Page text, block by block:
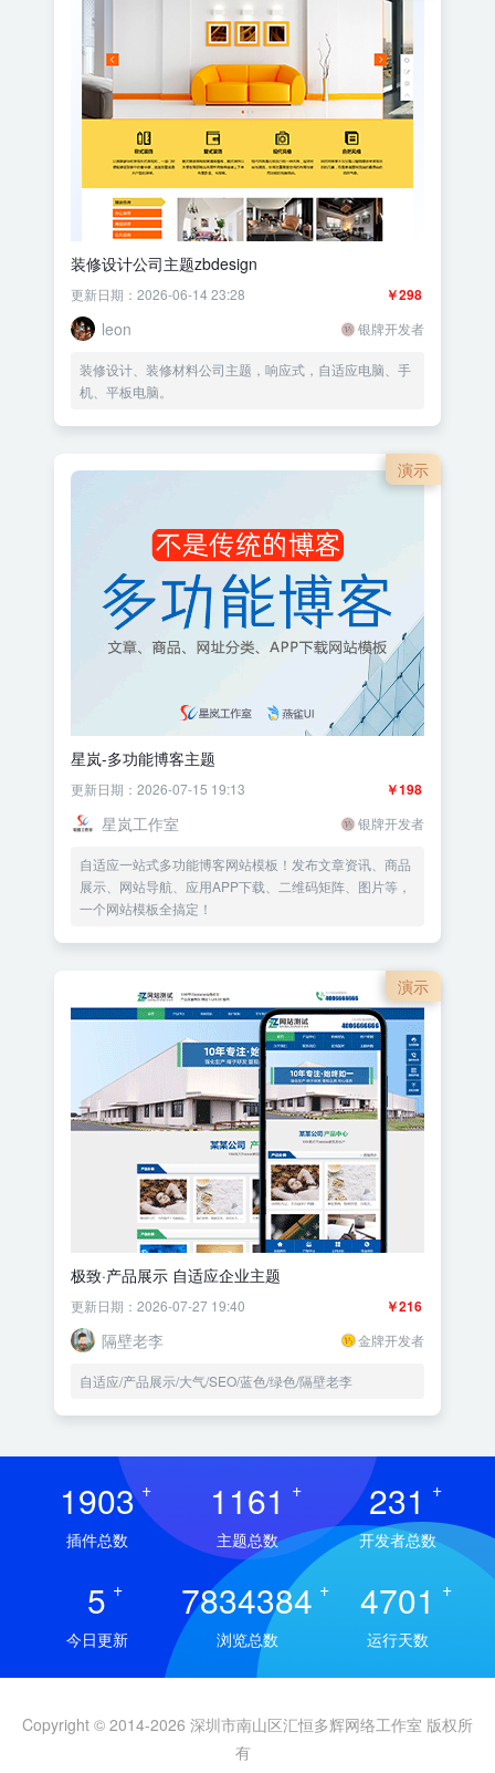
装修设计公司主题zbdesign
￥298
更新日期：2026-06-14 23:28
leon 银牌开发者
装修设计、装修材料公司主题，响应式，自适应电脑、手
机、平板电脑。
演示
星岚-多功能博客主题
￥198
更新日期：2026-07-15 19:13
星岚工作室 银牌开发者
自适应一站式多功能博客网站模板！发布文章资讯、商品
展示、网站导航、应用APP下载、二维码矩阵、图片等，
一个网站模板全搞定！
演示
极致·产品展示 自适应企业主题
￥216
更新日期：2026-07-27 19:40
隔壁老李 金牌开发者
自适应/产品展示/大气/SEO/蓝色/绿色/隔壁老李
1903 +
插件总数
1161 +
主题总数
231 +
开发者总数
5 +
今日更新
7834384 +
浏览总数
4701 +
运行天数
Copyright © 2014-2026 深圳市南山区汇恒多辉网络工作室 版权所
有